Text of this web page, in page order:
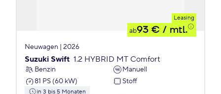
Leasing
ab93 € / mtl.
Neuwagen | 2026
Suzuki Swift 1.2 HYBRID MT Comfort
Benzin
Manuell
81 PS (60 kW)
Stoff
in 3 bis 5 Monaten